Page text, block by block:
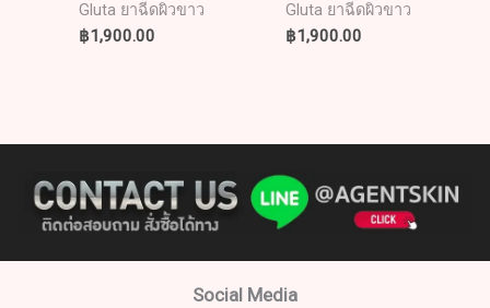
Gluta ยาฉีดผิวขาว
฿1,900.00
Gluta ยาฉีดผิวขาว
฿1,900.00
Social Media